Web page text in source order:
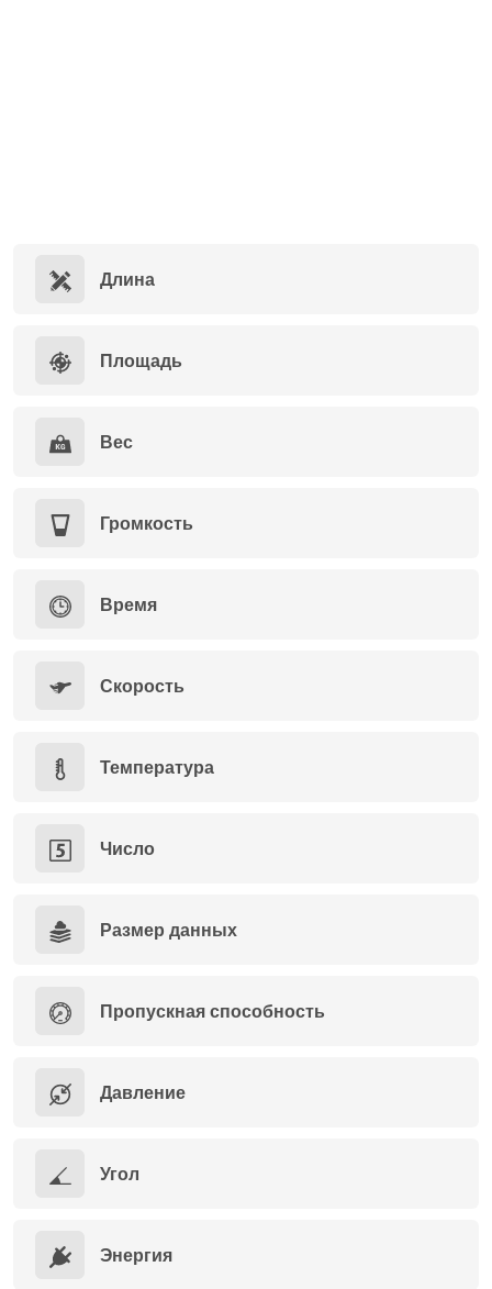
Длина
Площадь
Вес
Громкость
Время
Скорость
Температура
Число
Размер данных
Пропускная способность
Давление
Угол
Энергия